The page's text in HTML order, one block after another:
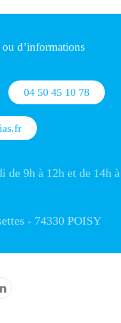
d’informations
04 50 45 10 78
de 9h à 12h et de 14h à
- 74330 POISY